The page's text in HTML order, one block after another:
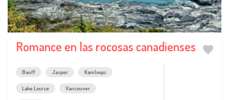
Romance en las rocosas canadienses
Banff Jasper Kamloops
Lake Louise Vancouver